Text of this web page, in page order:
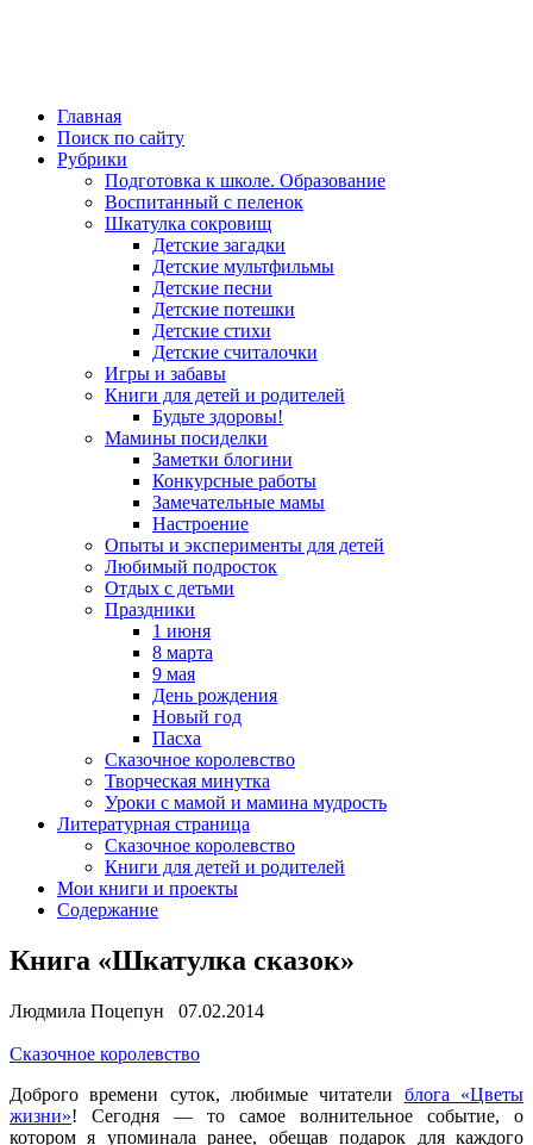
Главная
Поиск по сайту
Рубрики
Подготовка к школе. Образование
Воспитанный с пеленок
Шкатулка сокровищ
Детские загадки
Детские мультфильмы
Детские песни
Детские потешки
Детские стихи
Детские считалочки
Игры и забавы
Книги для детей и родителей
Будьте здоровы!
Мамины посиделки
Заметки блогини
Конкурсные работы
Замечательные мамы
Настроение
Опыты и эксперименты для детей
Любимый подросток
Отдых с детьми
Праздники
1 июня
8 марта
9 мая
День рождения
Новый год
Пасха
Сказочное королевство
Творческая минутка
Уроки с мамой и мамина мудрость
Литературная страница
Сказочное королевство
Книги для детей и родителей
Мои книги и проекты
Содержание
Книга «Шкатулка сказок»
Людмила Поцепун 07.02.2014
Сказочное королевство
Доброго времени суток, любимые читатели блога «Цветы
жизни»! Сегодня — то самое волнительное событие, о
котором я упоминала ранее, обещав подарок для каждого